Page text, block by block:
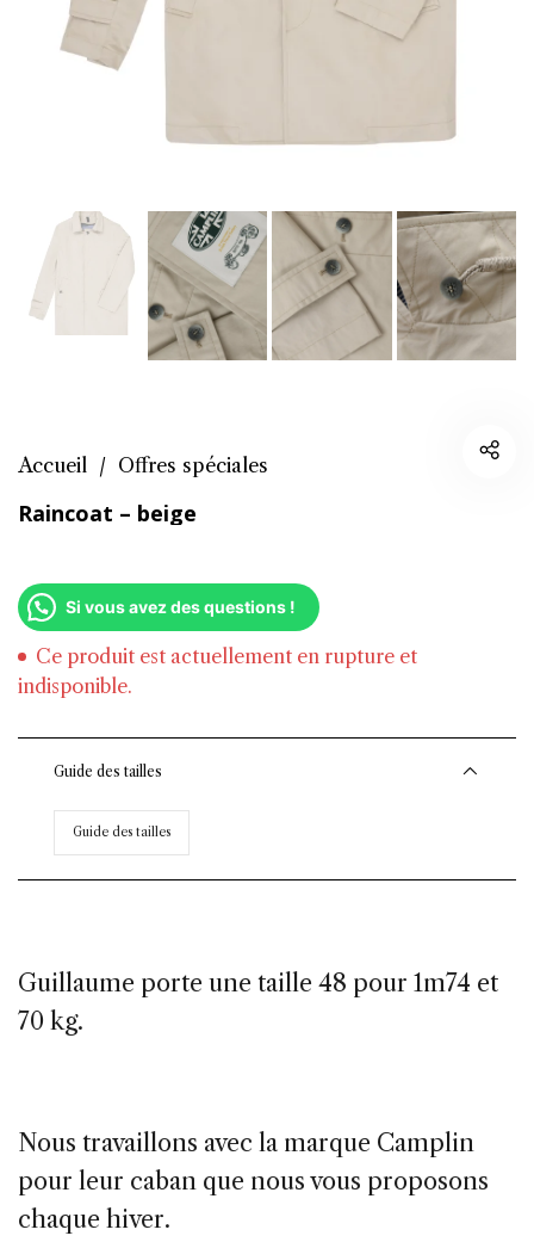
Accueil / Offres spéciales
Raincoat – beige
Si vous avez des questions !
Ce produit est actuellement en rupture et
indisponible.
Guide des tailles
Guide des tailles
Guillaume porte une taille 48 pour 1m74 et
70 kg.
Nous travaillons avec la marque Camplin
pour leur caban que nous vous proposons
chaque hiver.